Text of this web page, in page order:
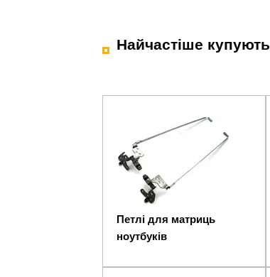
Найчастіше купують
Петлі для матриць
ноутбуків